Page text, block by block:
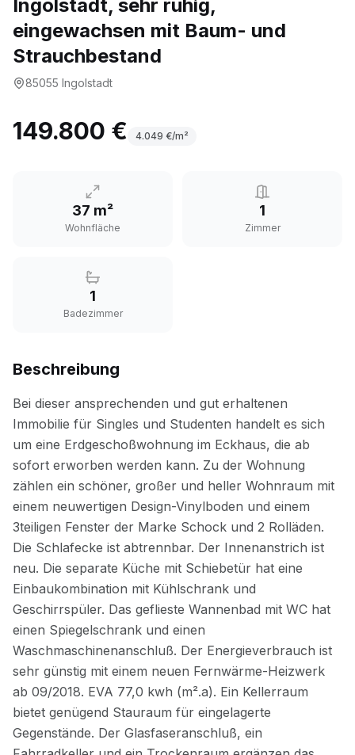
Ingolstadt, sehr ruhig,
eingewachsen mit Baum- und
Strauchbestand
85055 Ingolstadt
149.800 € 4.049 €/m²
37 m²
Wohnfläche
1
Zimmer
1
Badezimmer
Beschreibung